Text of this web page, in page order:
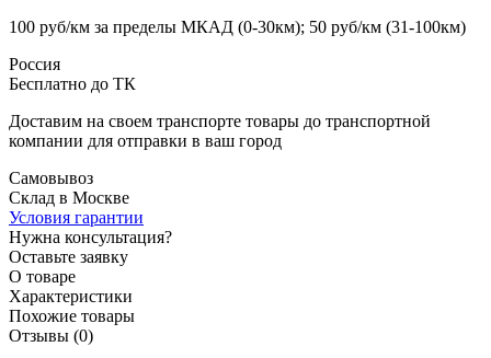
100 руб/км за пределы МКАД (0-30км); 50 руб/км (31-100км)
Россия
Бесплатно до ТК
Доставим на своем транспорте товары до транспортной
компании для отправки в ваш город
Самовывоз
Склад в Москве
Условия гарантии
Нужна консультация?
Оставьте заявку
О товаре
Характеристики
Похожие товары
Отзывы (0)